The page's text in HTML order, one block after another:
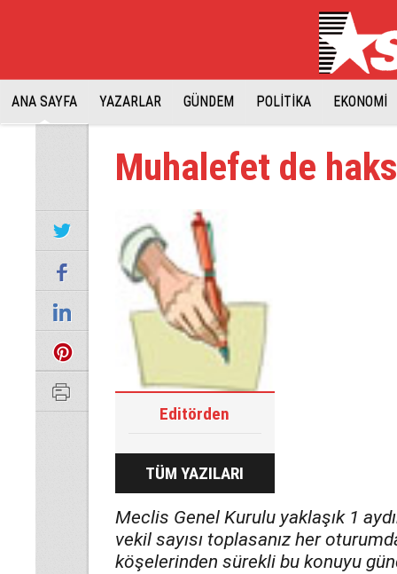
ANA SAYFA YAZARLAR GÜNDEM POLİTİKA EKONOMİ
Muhalefet de
Editörden
TÜM YAZILARI
Meclis Genel Kurulu yaklaşık 1
vekil sayısı toplasanız her
köşelerinden sürekli bu konuyu